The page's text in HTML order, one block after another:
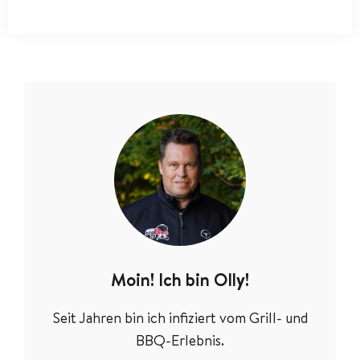
Moin! Ich bin Olly!
Seit Jahren bin ich infiziert vom Grill- und
BBQ-Erlebnis.